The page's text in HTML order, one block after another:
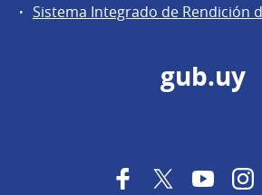
Sistema Integrado de Rendición
gub.uy
FacebookTwitter